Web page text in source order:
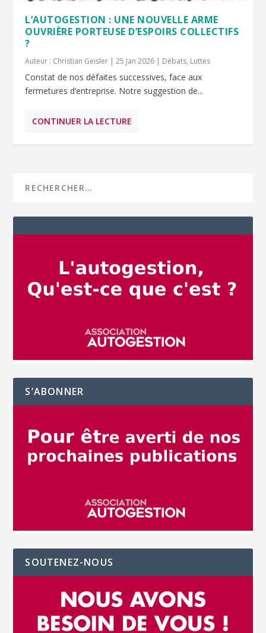
L’AUTOGESTION : UNE NOUVELLE ARME
OUVRIÈRE PORTEUSE D’ESPOIRS COLLECTIFS
?
Auteur : Christian Geisler |25 Jan 2026 | Débats, Luttes
Constat de nos défaites successives, face aux
fermetures d’entreprise. Notre suggestion de...
CONTINUER LA LECTURE
S’ABONNER
SOUTENEZ-NOUS